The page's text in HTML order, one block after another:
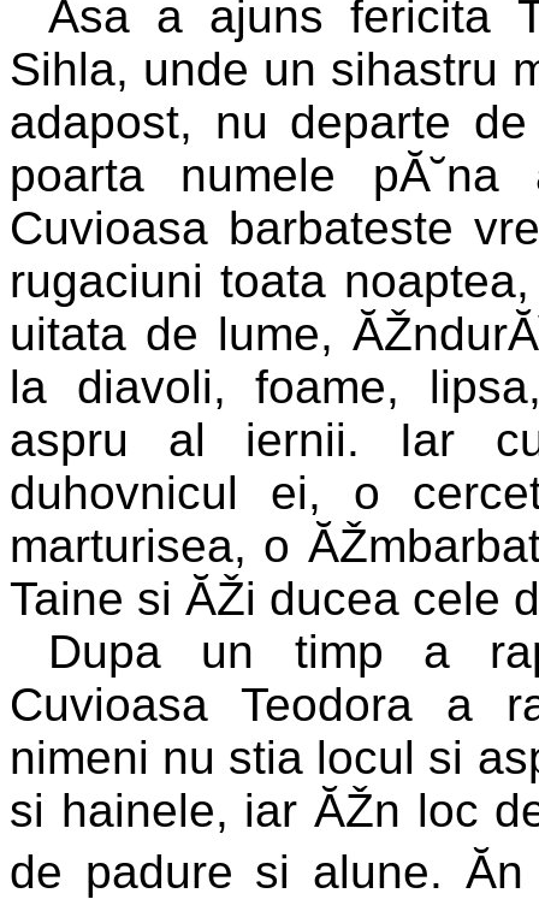
Asa a ajuns fericita
Sihla, unde un sihastru
adapost, nu departe
poarta numele
Cuvioasa barbateste
rugaciuni toata
uitata de lume,
la diavoli, foame,
aspru al iernii. Iar
duhovnicul ei, o
marturisea, o
Taine si ĂŽi ducea cele
Dupa un timp a
Cuvioasa Teodora a
nimeni nu stia locul si
si hainele, iar ĂŽn loc
de padure si alune.